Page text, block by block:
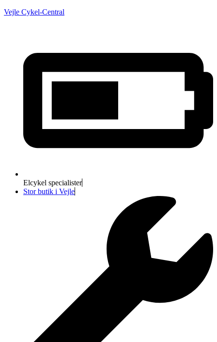
Vejle Cykel-Central
Elcykel specialister
Stor butik i Vejle